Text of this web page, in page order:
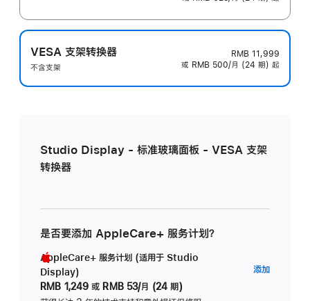
VESA 支架转换器
不含支架
RMB 11,999
或 RMB 500/月 (24 期) 起
Studio Display - 标准玻璃面板 - VESA 支架
转换器
是否要添加 AppleCare+ 服务计划？
AppleCare+ 服务计划 (适用于 Studio
Display)
RMB 1,249 或 RMB 53/月 (24 期)
添加